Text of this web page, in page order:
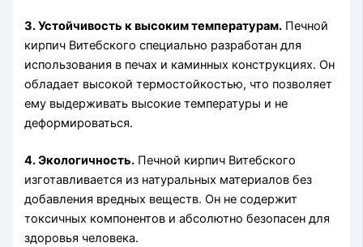
3. Устойчивость к высоким температурам. Печной
кирпич Витебского специально разработан для
использования в печах и каминных конструкциях. Он
обладает высокой термостойкостью, что позволяет
ему выдерживать высокие температуры и не
деформироваться.
4. Экологичность. Печной кирпич Витебского
изготавливается из натуральных материалов без
добавления вредных веществ. Он не содержит
токсичных компонентов и абсолютно безопасен для
здоровья человека.